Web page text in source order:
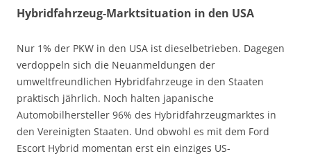
Hybridfahrzeug-Marktsituation in den USA
Nur 1% der PKW in den USA ist dieselbetrieben. Dagegen
verdoppeln sich die Neuanmeldungen der
umweltfreundlichen Hybridfahrzeuge in den Staaten
praktisch jährlich. Noch halten japanische
Automobilhersteller 96% des Hybridfahrzeugmarktes in
den Vereinigten Staaten. Und obwohl es mit dem Ford
Escort Hybrid momentan erst ein einziges US-